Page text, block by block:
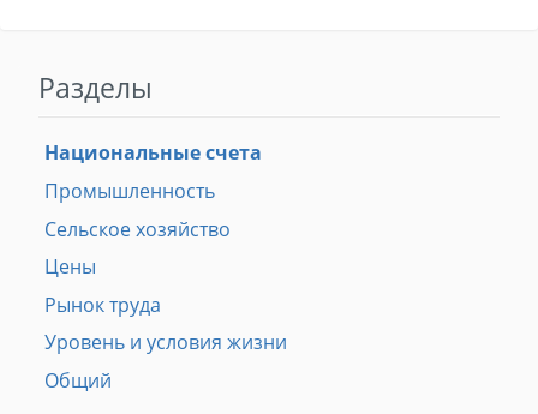
Разделы
Национальные счета
Промышленность
Сельское хозяйство
Цены
Рынок труда
Уровень и условия жизни
Общий